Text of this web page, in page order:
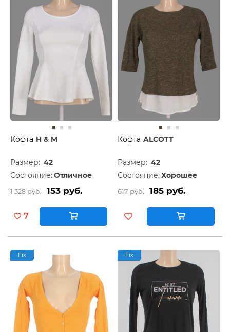
Кофта H & M
Размер: 42
Состояние: Отличное
1 528 руб. 153 руб.
7
Кофта ALCOTT
Размер: 42
Состояние: Хорошее
617 руб. 185 руб.
Fix Fix